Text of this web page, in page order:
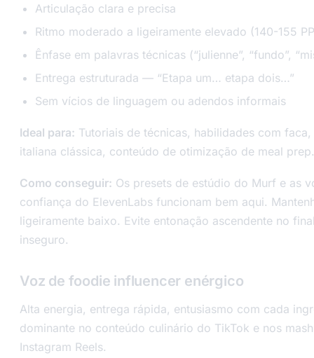
Articulação clara e precisa
Ritmo moderado a ligeiramente elevado (140-155
Ênfase em palavras técnicas (“julienne”, “fundo”,
Entrega estruturada — “Etapa um… etapa dois…”
Sem vícios de linguagem ou adendos informais
Ideal para: Tutoriais de técnicas, habilidades com
italiana clássica, conteúdo de otimização de meal prep.
Como conseguir: Os presets de estúdio do Murf e as
confiança do ElevenLabs funcionam bem aqui.
ligeiramente baixo. Evite entonação ascendente no
inseguro.
Voz de foodie influencer enérgico
Alta energia, entrega rápida, entusiasmo com cada
dominante no conteúdo culinário do TikTok e nos
Instagram Reels.